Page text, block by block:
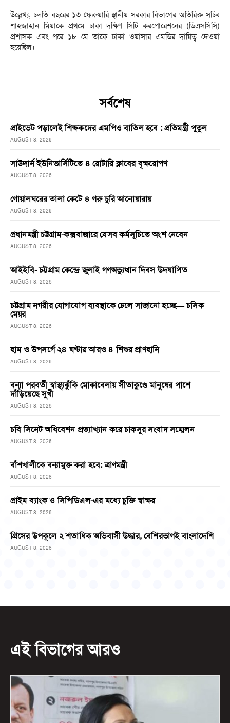
উল্লেখ্য, চলতি বছরের ১৩ ফেব্রুয়ারি স্থানীয় সরকার বিভাগের অতিরিক্ত সচিব
শাহজাহান মিয়াকে প্রথমে ঢাকা দক্ষিণ সিটি করপোরেশনের (ডিএসসিসি)
প্রশাসক এবং পরে ১৮ মে তাকে ঢাকা ওয়াসার এমডির দায়িত্ব দেওয়া
হয়েছিল।
সর্বশেষ
প্রাইভেট পড়ালেই শিক্ষকদের এমপিও বাতিল হবে : প্রতিমন্ত্রী পুতুল
AUGUST 8, 2026
সাউদার্ন ইউনিভার্সিটিতে ৪ রোটারি ক্লাবের বৃক্ষরোপণ
AUGUST 8, 2026
গোয়ালঘরের তালা কেটে ৪ গরু চুরি আনোয়ারায়
AUGUST 8, 2026
প্রধানমন্ত্রী চট্টগ্রাম-কক্সবাজারে যেসব কর্মসূচিতে অংশ নেবেন
AUGUST 8, 2026
আইইবি- চট্টগ্রাম কেন্দ্রে জুলাই গণঅভ্যুত্থান দিবস উদযাপিত
AUGUST 8, 2026
চট্টগ্রাম নগরীর যোগাযোগ ব্যবস্থাকে ঢেলে সাজানো হচ্ছে— চসিক
মেয়র
AUGUST 8, 2026
হাম ও উপসর্গে ২৪ ঘণ্টায় আরও ৪ শিশুর প্রাণহানি
AUGUST 8, 2026
বন্যা পরবর্তী স্বাস্থ্যঝুঁকি মোকাবেলায় সীতাকুণ্ডে মানুষের পাশে
দাঁড়িয়েছে সুখী
AUGUST 8, 2026
চবি সিনেট অধিবেশন প্রত্যাখ্যান করে চাকসুর সংবাদ সম্মেলন
AUGUST 8, 2026
বাঁশখালীকে বন্যামুক্ত করা হবে: ত্রাণমন্ত্রী
AUGUST 8, 2026
প্রাইম ব্যাংক ও সিপিডিএল-এর মধ্যে চুক্তি স্বাক্ষর
AUGUST 8, 2026
গ্রিসের উপকূলে ২ শতাধিক অভিবাসী উদ্ধার, বেশিরভাগই বাংলাদেশি
AUGUST 8, 2026
এই বিভাগের আরও